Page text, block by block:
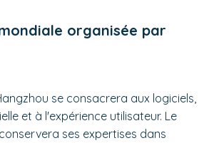
organisée par
se consacrera aux logiciels,
et à l'expérience utilisateur. Le
ses expertises dans